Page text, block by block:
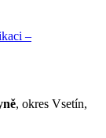
–
, okres Vsetín,